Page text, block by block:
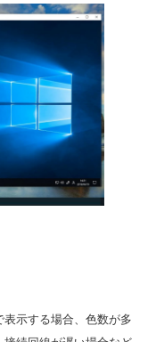
示する場合、色数が多